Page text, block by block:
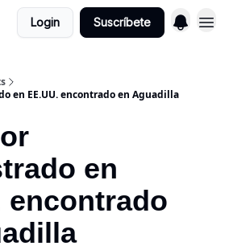
Login Suscríbete
en EE.UU. encontrado en Aguadilla
en
encontrado